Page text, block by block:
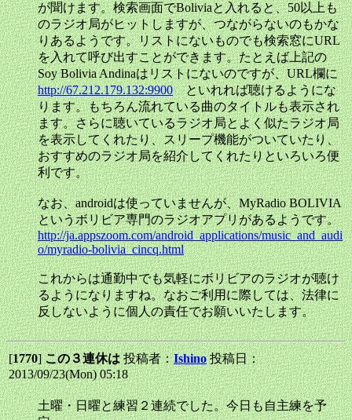
が聞けます。検索画面でBoliviaと入れると、50以上も
のラジオ局がヒットしますが、つながらないのもかな
りあるようです。リストにないものでも検索窓にURL
を入れて呼び出すことができます。たとえば上記の
Soy Bolivia Andinaはリストにないのですが、URL欄に
http://67.212.179.132:9900といれれば聴けるようにな
ります。もちろん流れている曲のタイトルも表示され
ます。さらに聴いているラジオ局とよく似たラジオ局
を表示してくれたり、スリープ機能がついていたり、
おすすめのラジオ局を紹介してくれたりといろいろ便
利です。
なお、androidは使っていませんが、MyRadio BOLIVIA
というボリビア専門のラジオアプリがあるようです。
http://ja.appszoom.com/android_applications/music_and_audi
o/myradio-bolivia_cincq.html
これからは通勤中でも気軽にボリビアのラジオが聴け
るようになりますね。なおご利用に際しては、法律に
反しないように個人の責任でお願いいたします。
[1770]この３連休は投稿者：Ishino 投稿日：
2013/09/23(Mon) 05:18
土曜・日曜と練習２連続でした。今日も自主練を予